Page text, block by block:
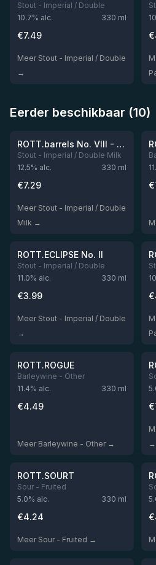
Stout - Imperial / Double
10.7% alc. 330 ml
€7.49
Meer Stout - Imperial / Double
→
€
Eerder beschikbaar (10)
Niet op voorraad
★4.15
ROTT.barrels No. VIII - Bourbon Barrel Aged Imperial Stout (2024)
Stout - Imperial / Double Milk
12.5% alc. 330 ml
€7.29
Meer Stout - Imperial / Double
Milk →
★
€
Niet op voorraad
★3.91
ROTT.ECLIPSE No. II
Stout - Imperial / Double
11.0% alc. 330 ml
€3.99
Meer Stout - Imperial / Double
→
★
€
Niet op voorraad
★
ROTT.ROGUE
Barleywine - Other
11.4% alc. 330 ml
€4.49
Meer Barleywine - Other →
★
€
→
Niet op voorraad
★3.5
ROTT.SOURT
Sour - Fruited
5.0% alc. 330 ml
€4.24
Meer Sour - Fruited →
€